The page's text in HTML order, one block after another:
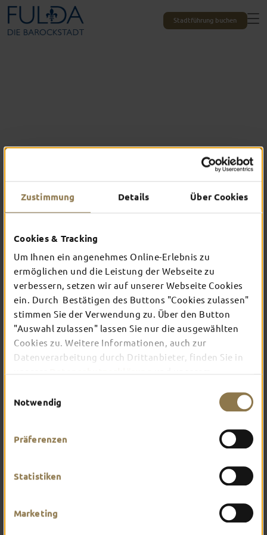
Zustimmung Details Über Cookies
Cookies & Tracking
Um Ihnen ein angenehmes Online-Erlebnis zu
ermöglichen und die Leistung der Webseite zu
verbessern, setzen wir auf unserer Webseite Cookies
ein. Durch Bestätigen des Buttons "Cookies zulassen"
stimmen Sie der Verwendung zu. Über den Button
"Auswahl zulassen" lassen Sie nur die ausgewählten
Cookies zu. Weitere Informationen, auch zur
Datenverarbeitung durch Drittanbieter, finden Sie in
Notwendig
Präferenzen
Statistiken
Marketing
Stadtführung buchen
Das erlebst du nur in Fulda
TOP-EVENTS
In Fulda ist irgendwo immer etwas los: Ob
Konzert, Musical, Erlebnis-Stadtführung oder
Theater – entdecke hier aktuelle Veranstaltungen
und Highlights in und um Fulda.